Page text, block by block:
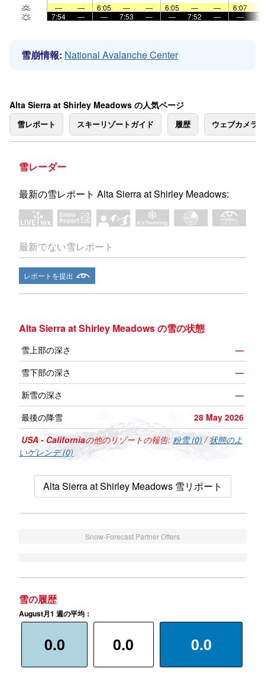
—
— 6:05 — — 6:05 — — 6:07
7:54
— — 7:53 — — 7:52 — —
雪崩情報: National Avalanche Center
Alta Sierra at Shirley Meadows の人気ページ
雪レポート スキーリゾートガイド 履歴 ウェブカメラ
雪レーダー
最新の雪レポート Alta Sierra at Shirley Meadows:
最新でない雪レポート
レポートを提出
Alta Sierra at Shirley Meadows の雪の状態
雪上部の深さ
—
雪下部の深さ
—
新雪の深さ
—
最後の降雪
28 May 2026
USA - Californiaの他のリゾートの報告: 粉雪 (0) /状態のよ
いゲレンデ (0)
Alta Sierra at Shirley Meadows 雪リポート
Snow-Forecast Partner Offers
雪の履歴
August月1 週の平均：
0.0 0.0 0.0